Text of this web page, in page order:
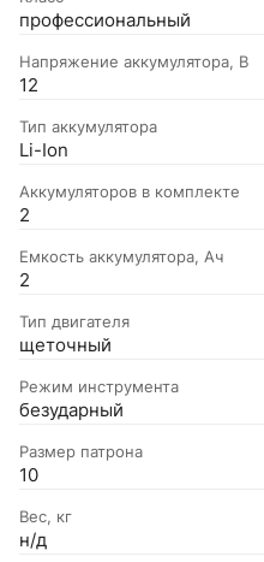
профессиональный
Напряжение аккумулятора, В
12
Тип аккумулятора
Li-Ion
Аккумуляторов в комплекте
2
Емкость аккумулятора, Ач
2
Тип двигателя
щеточный
Режим инструмента
безударный
Размер патрона
10
Вес, кг
н/д